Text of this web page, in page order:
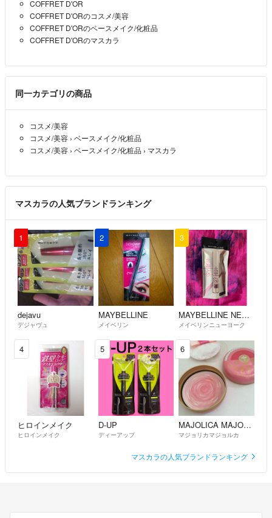
COFFRET D'OR
COFFRET D'ORのコスメ/美容
COFFRET D'ORのベースメイク/化粧品
COFFRET D'ORのマスカラ
同一カテゴリの商品
コスメ/美容
コスメ/美容 › ベースメイク/化粧品
コスメ/美容 › ベースメイク/化粧品 › マスカラ
マスカラの人気ブランドランキング
1
dejavu
デジャヴュ
2
MAYBELLINE
メイベリン
3
MAYBELLINE NEW YORK
メイベリンニューヨーク
4
ヒロインメイク
ヒロインメイク
5
D-UP
ディーアップ
6
MAJOLICA MAJORCA
マジョリカマジョルカ
マスカラの人気ブランドランキング